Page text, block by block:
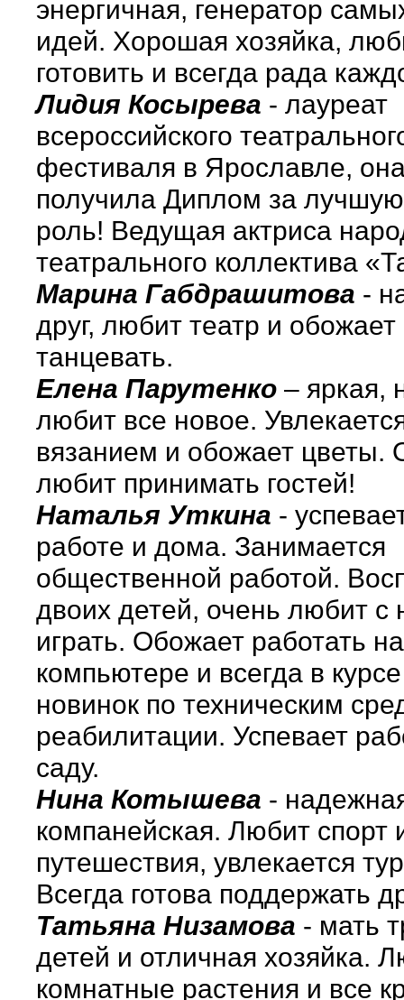
энергичная, генератор
идей. Хорошая хозяйка,
готовить и всегда рада
Лидия Косырева - лауреат
всероссийского
фестиваля в Ярославле,
получила Диплом за
роль! Ведущая актриса
театрального коллектива
Марина Габдрашитова -
друг, любит театр и обожает
танцевать.
Елена Парутенко – яркая,
любит все новое.
вязанием и обожает цветы.
любит принимать гостей!
Наталья Уткина -
работе и дома. Занимается
общественной работой.
двоих детей, очень любит с
играть. Обожает работать на
компьютере и всегда в
новинок по техническим
реабилитации. Успевает
саду.
Нина Котышева -
компанейская. Любит спорт
путешествия, увлекается
Всегда готова поддержать
Татьяна Низамова - мать
детей и отличная хозяйка.
комнатные растения и все